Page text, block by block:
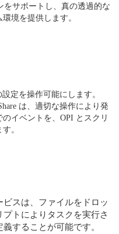
をサポートし、真の透過的な
境を提供します。
定を操作可能にします。
は、適切な操作により発
イベントを、OPI とスクリ
。
ビスは、ファイルをドロッ
トによりタスクを実行さ
することが可能です。